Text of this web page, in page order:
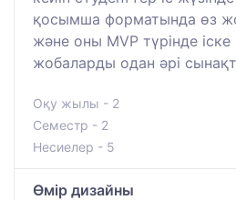
қосымша форматында өз
және оны MVP түрінде
жобаларды одан әрі
Оқу жылы - 2
Семестр - 2
Несиелер - 5
Өмір дизайны